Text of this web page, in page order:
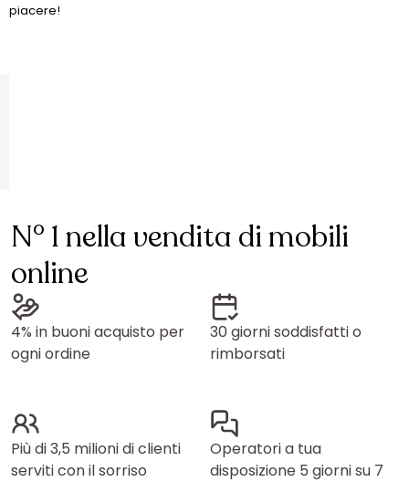
piacere!
N° 1 nella vendita di mobili
online
4% in buoni acquisto per
ogni ordine
30 giorni soddisfatti o
rimborsati
Più di 3,5 milioni di clienti
serviti con il sorriso
Operatori a tua
disposizione 5 giorni su 7